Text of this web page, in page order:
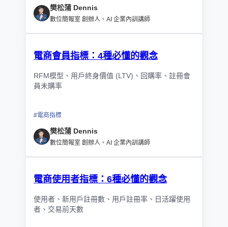
樊松蒲 Dennis
數位簡報室 創辦人、AI 企業內訓講師
電商會員指標：4種必懂的觀念
RFM模型、用戶終身價值 (LTV)、回購率、註冊會
員未購率
#電商指標
樊松蒲 Dennis
數位簡報室 創辦人、AI 企業內訓講師
電商使用者指標：6種必懂的觀念
使用者、新用戶註冊數、用戶註冊率、日活躍使用
者、交易前天數